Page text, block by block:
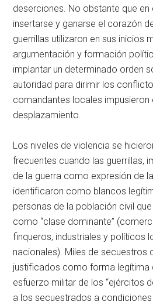
deserciones. No obstante que
insertarse y ganarse el corazón
guerrillas utilizaron en sus inicios
argumentación y formación
implantar un determinado orden
autoridad para dirimir los
comandantes locales impusieron
desplazamiento.
Los niveles de violencia se
frecuentes cuando las guerrillas,
de la guerra como expresión de
identificaron como blancos
personas de la población civil
como “clase dominante”
finqueros, industriales y políticos
nacionales). Miles de secuestros
justificados como forma legítima
esfuerzo militar de los “ejércitos
a los secuestrados a